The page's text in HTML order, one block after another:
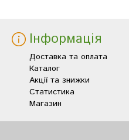
Інформація
Доставка та оплата
Каталог
Акції та знижки
Статистика
Магазин